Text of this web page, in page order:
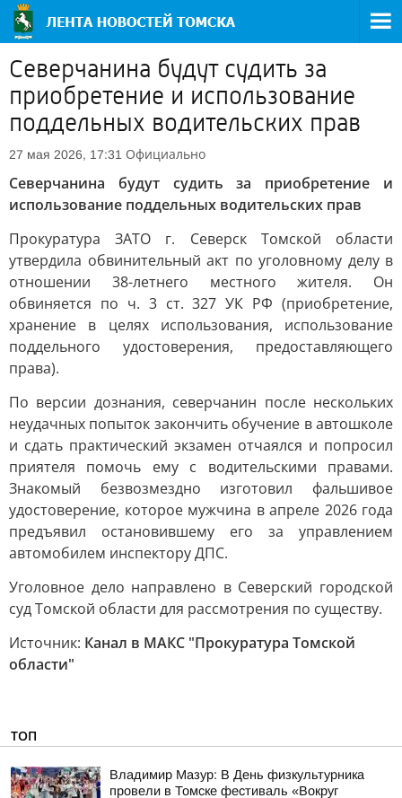
Северчанина будут судить за
приобретение и использование
поддельных водительских прав
27 мая 2026, 17:31 Официально
Северчанина будут судить за приобретение и
использование поддельных водительских прав
Прокуратура ЗАТО г. Северск Томской области
утвердила обвинительный акт по уголовному делу в
отношении 38-летнего местного жителя. Он
обвиняется по ч. 3 ст. 327 УК РФ (приобретение,
хранение в целях использования, использование
поддельного удостоверения, предоставляющего
права).
По версии дознания, северчанин после нескольких
неудачных попыток закончить обучение в автошколе
и сдать практический экзамен отчаялся и попросил
приятеля помочь ему с водительскими правами.
Знакомый безвозмездно изготовил фальшивое
удостоверение, которое мужчина в апреле 2026 года
предъявил остановившему его за управлением
автомобилем инспектору ДПС.
Уголовное дело направлено в Северский городской
суд Томской области для рассмотрения по существу.
Источник: Канал в МАКС "Прокуратура Томской
области"
ТОП
Владимир Мазур: В День физкультурника
провели в Томске фестиваль «Вокруг